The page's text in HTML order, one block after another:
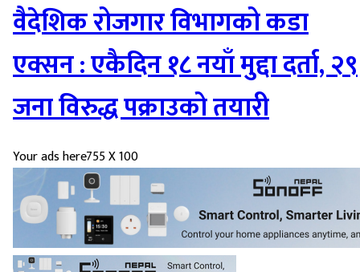
वैदेशिक रोजगार विभागको कडा
एक्सन : एकैदिन १८ नयाँ मुद्दा दर्ता, २९
जना विरुद्ध पक्राउको तयारी
Your ads here755 X 100